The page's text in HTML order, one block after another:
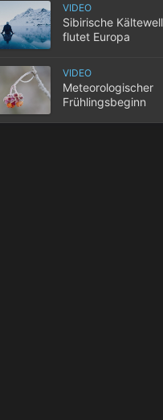
VIDEO
Sibirische
flutet Europa
VIDEO
Meteorologischer
Frühlingsbeginn